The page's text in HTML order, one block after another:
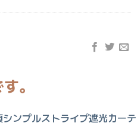
ンプルストライプ遮光カーテ